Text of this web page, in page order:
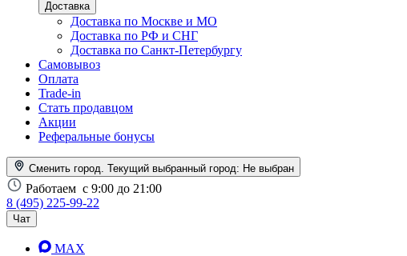
Доставка
Доставка по Москве и МО
Доставка по РФ и СНГ
Доставка по Санкт-Петербургу
Самовывоз
Оплата
Trade-in
Стать продавцом
Акции
Реферальные бонусы
Сменить город. Текущий выбранный город: Не выбран
Работаем с 9:00 до 21:00
8 (495) 225-99-22
Чат
MAX